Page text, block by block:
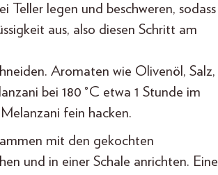
Teller legen und beschweren, sodass
aus, also diesen Schritt am
Aromaten wie Olivenöl, Salz,
bei 180 °C etwa 1 Stunde im
fein hacken.
mit den gekochten
und in einer Schale anrichten. Eine